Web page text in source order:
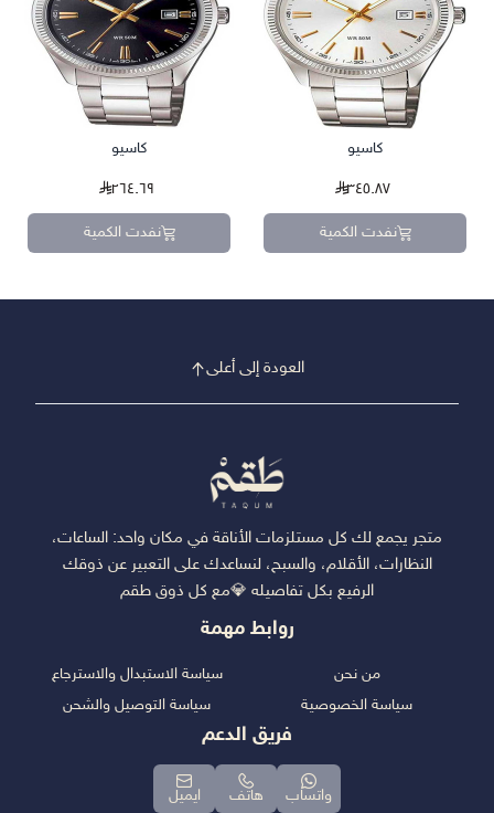
كاسيو
٣٤٥.٨٧
نفدت الكمية
كاسيو
٢٦٤.٦٩
نفدت الكمية
العودة إلى أعلى
متجر يجمع لك كل مستلزمات الأناقة في مكان واحد: الساعات،
النظارات، الأقلام، والسبح، لنساعدك على التعبير عن ذوقك
الرفيع بكل تفاصيله 💎مع كل ذوق طقم
روابط مهمة
من نحن
سياسة الخصوصية
سياسة الاستبدال والاسترجاع
سياسة التوصيل والشحن
فريق الدعم
واتساب هاتف ايميل